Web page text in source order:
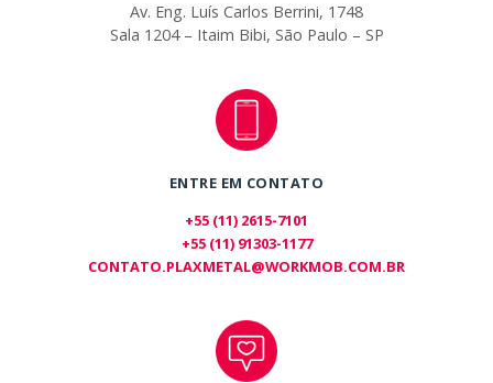
Av. Eng. Luís Carlos Berrini, 1748
Sala 1204 – Itaim Bibi, São Paulo – SP
ENTRE EM CONTATO
+55 (11) 2615-7101
+55 (11) 91303-1177
CONTATO.PLAXMETAL@WORKMOB.COM.BR